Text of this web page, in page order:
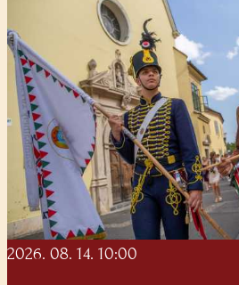
2026. 08. 14. 10:00